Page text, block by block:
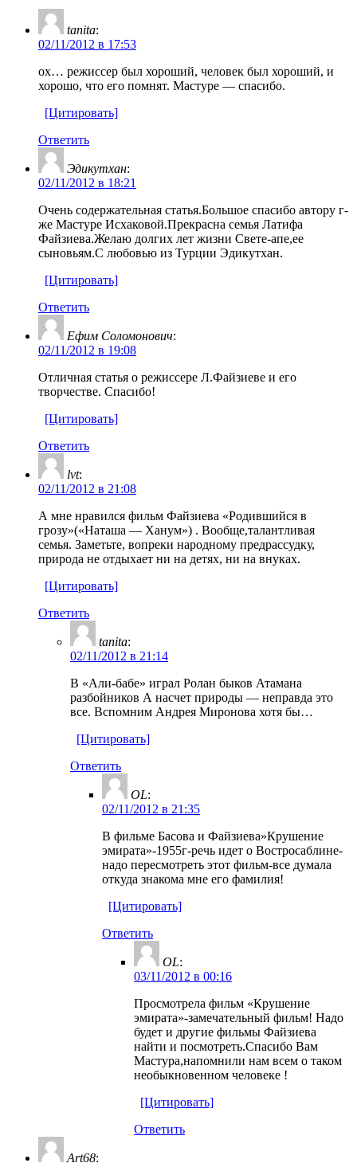
tanita:
02/11/2012 в 17:53
ох… режиссер был хороший, человек был хороший, и
хорошо, что его помнят. Мастуре — спасибо.
[Цитировать]
Ответить
Эдикутхан:
02/11/2012 в 18:21
Очень содержательная статья.Большое спасибо автору г-
же Мастуре Исхаковой.Прекрасна семья Латифа
Файзиева.Желаю долгих лет жизни Свете-апе,ее
сыновьям.С любовью из Турции Эдикутхан.
[Цитировать]
Ответить
Ефим Соломонович:
02/11/2012 в 19:08
Отличная статья о режиссере Л.Файзиеве и его
творчестве. Спасибо!
[Цитировать]
Ответить
lvt:
02/11/2012 в 21:08
А мне нравился фильм Файзиева «Родившийся в
грозу»(«Наташа — Ханум») . Вообще,талантливая
семья. Заметьте, вопреки народному предрассудку,
природа не отдыхает ни на детях, ни на внуках.
[Цитировать]
Ответить
tanita:
02/11/2012 в 21:14
В «Али-бабе» играл Ролан быков Атамана
разбойников А насчет природы — неправда это
все. Вспомним Андрея Миронова хотя бы…
[Цитировать]
Ответить
OL:
02/11/2012 в 21:35
В фильме Басова и Файзиева»Крушение
эмирата»-1955г-речь идет о Востросаблине-
надо пересмотреть этот фильм-все думала
откуда знакома мне его фамилия!
[Цитировать]
Ответить
OL:
03/11/2012 в 00:16
Просмотрела фильм «Крушение
эмирата»-замечательный фильм! Надо
будет и другие фильмы Файзиева
найти и посмотреть.Спасибо Вам
Мастура,напомнили нам всем о таком
необыкновенном человеке !
[Цитировать]
Ответить
Art68: